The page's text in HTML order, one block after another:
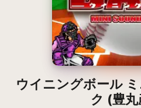
ウイニングボール
ク (豊